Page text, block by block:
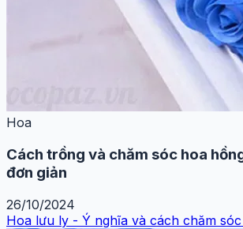
Hoa
Cách trồng và chăm sóc hoa
đơn giản
26/10/2024
Hoa lưu ly - Ý nghĩa và cách chăm